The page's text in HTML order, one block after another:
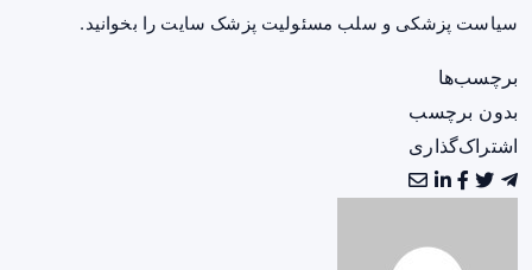
سیاست پزشکی و سلب مسئولیت پزشک سایت را بخوانید.
برچسب‌ها
بدون برچسب
اشتراک‌گذاری